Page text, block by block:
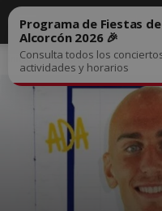
Inicio Deportes
Programa de Fiestas de
Alcorcón 2026 🎉
Consulta todos los
actividades y horarios